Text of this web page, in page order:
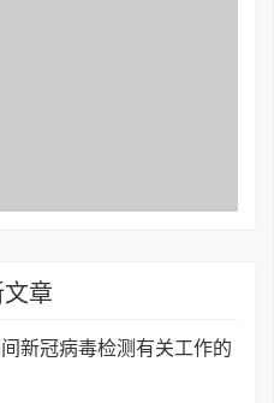
章
新冠病毒检测有关工作的